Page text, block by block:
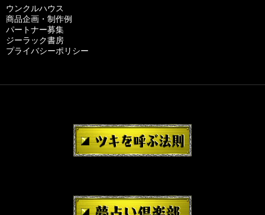
ウンクルハウス
商品企画・制作例
パートナー募集
ジーラック書房
プライバシーポリシー